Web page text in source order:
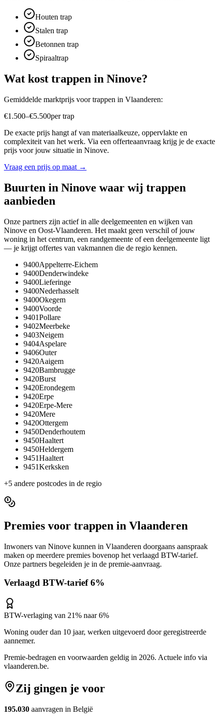
Houten trap
Stalen trap
Betonnen trap
Spiraaltrap
Wat kost trappen in Ninove?
Gemiddelde marktprijs voortrappen in Vlaanderen:
€1.500–€5.500pertrap
De exacte prijs hangt af van materiaalkeuze, oppervlakte en
complexiteit van het werk. Via een offerteaanvraag krijg je de exacte
prijs voor jouw situatie in Ninove.
Vraag een prijs op maat →
Buurten in Ninove waar wij trappen
aanbieden
Onze partners zijn actief in alle deelgemeenten en wijken van
Ninove en Oost-Vlaanderen. Het maakt geen verschil of jouw
woning in het centrum, een randgemeente of een deelgemeente ligt
— je krijgt offertes van vakmannen die de regio kennen.
9400Appelterre-Eichem
9400Denderwindeke
9400Lieferinge
9400Nederhasselt
9400Okegem
9400Voorde
9401Pollare
9402Meerbeke
9403Neigem
9404Aspelare
9406Outer
9420Aaigem
9420Bambrugge
9420Burst
9420Erondegem
9420Erpe
9420Erpe-Mere
9420Mere
9420Ottergem
9450Denderhoutem
9450Haaltert
9450Heldergem
9451Haaltert
9451Kerksken
+5 andere postcodes in de regio
Premies voor trappen in Vlaanderen
Inwoners van Ninove kunnen in Vlaanderen doorgaans aanspraak
maken op meerdere premies bovenop het verlaagd BTW-tarief.
Onze partners begeleiden je in de premie-aanvraag.
Verlaagd BTW-tarief 6%
BTW-verlaging van 21% naar 6%
Woning ouder dan 10 jaar, werken uitgevoerd door geregistreerde
aannemer.
Premie-bedragen en voorwaarden geldig in 2026. Actuele info via
vlaanderen.be.
Zij gingen je voor
195.030 aanvragen in België